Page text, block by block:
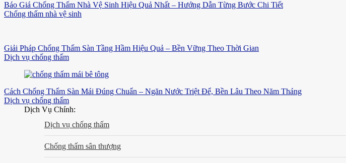
Báo Giá Chống Thấm Nhà Vệ Sinh Hiệu Quả Nhất – Hướng Dẫn Từng Bước Chi Tiết
Chống thấm nhà vệ sinh
Giải Pháp Chống Thấm Sàn Tầng Hầm Hiệu Quả – Bền Vững Theo Thời Gian
Dịch vụ chống thấm
Cách Chống Thấm Sàn Mái Đúng Chuẩn – Ngăn Nước Triệt Để, Bền Lâu Theo Năm Tháng
Dịch vụ chống thấm
Dịch Vụ Chính:
Dịch vụ chống thấm
Chống thấm sân thượng